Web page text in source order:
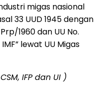
migas nasional
33 UUD 1945 dengan
1960 dan UU No.
lewat UU Migas
IFP dan UI )